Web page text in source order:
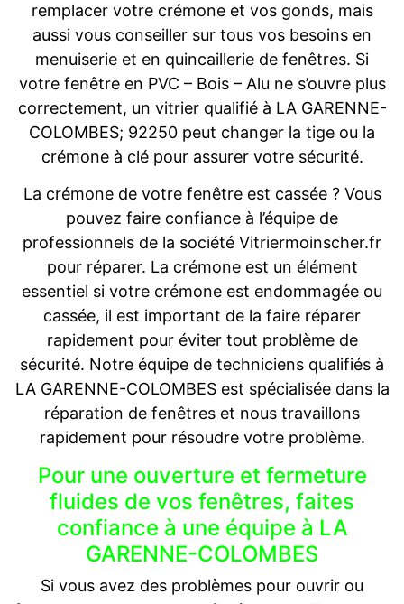
remplacer votre crémone et vos gonds, mais
aussi vous conseiller sur tous vos besoins en
menuiserie et en quincaillerie de fenêtres. Si
votre fenêtre en PVC – Bois – Alu ne s’ouvre plus
correctement, un vitrier qualifié à LA GARENNE-
COLOMBES; 92250 peut changer la tige ou la
crémone à clé pour assurer votre sécurité.
La crémone de votre fenêtre est cassée ? Vous
pouvez faire confiance à l’équipe de
professionnels de la société Vitriermoinscher.fr
pour réparer. La crémone est un élément
essentiel si votre crémone est endommagée ou
cassée, il est important de la faire réparer
rapidement pour éviter tout problème de
sécurité. Notre équipe de techniciens qualifiés à
LA GARENNE-COLOMBES est spécialisée dans la
réparation de fenêtres et nous travaillons
rapidement pour résoudre votre problème.
Pour une ouverture et fermeture
fluides de vos fenêtres, faites
confiance à une équipe à LA
GARENNE-COLOMBES
Si vous avez des problèmes pour ouvrir ou